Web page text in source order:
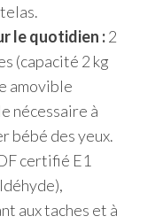
le quotidien :2
(capacité 2 kg
amovible
nécessaire à
bébé des yeux.
certifié E1
aux taches et à